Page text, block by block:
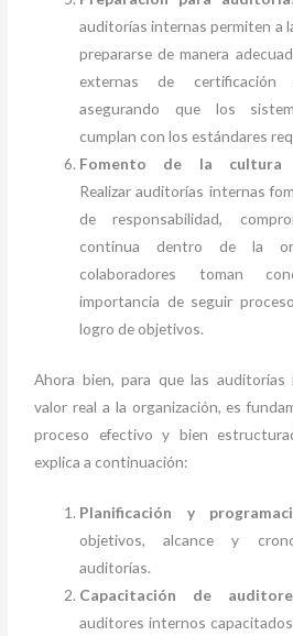
auditorías internas permiten a
prepararse de manera
externas de certificación
asegurando que los
cumplan con los estándares
Fomento de la cultura
Realizar auditorías internas
de responsabilidad,
continua dentro de la
colaboradores toman
importancia de seguir
logro de objetivos.
Ahora bien, para que las auditorías
valor real a la organización, es
proceso efectivo y bien
explica a continuación:
Planificación y
objetivos, alcance y
auditorías.
Capacitación de
auditores internos